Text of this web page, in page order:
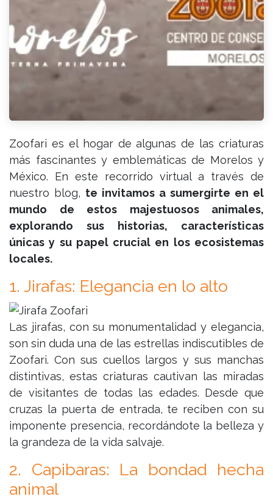
Zoofari es el hogar de algunas de las criaturas
más fascinantes y emblemáticas de Morelos y
México. En este recorrido virtual a través de
nuestro blog, te invitamos a sumergirte en el
mundo de estos majestuosos animales,
explorando sus historias, características
únicas y su papel crucial en los ecosistemas
locales.
1. Jirafas: Elegancia en lo alto
Las jirafas, con su monumentalidad y elegancia,
son sin duda una de las estrellas indiscutibles de
Zoofari. Con sus cuellos largos y sus manchas
distintivas, estas criaturas cautivan las miradas
de visitantes de todas las edades. Desde que
cruzas la puerta de entrada, te reciben con su
imponente presencia, recordándote la belleza y
la grandeza de la vida salvaje.
2. Capibaras: La bondad hecha
animal